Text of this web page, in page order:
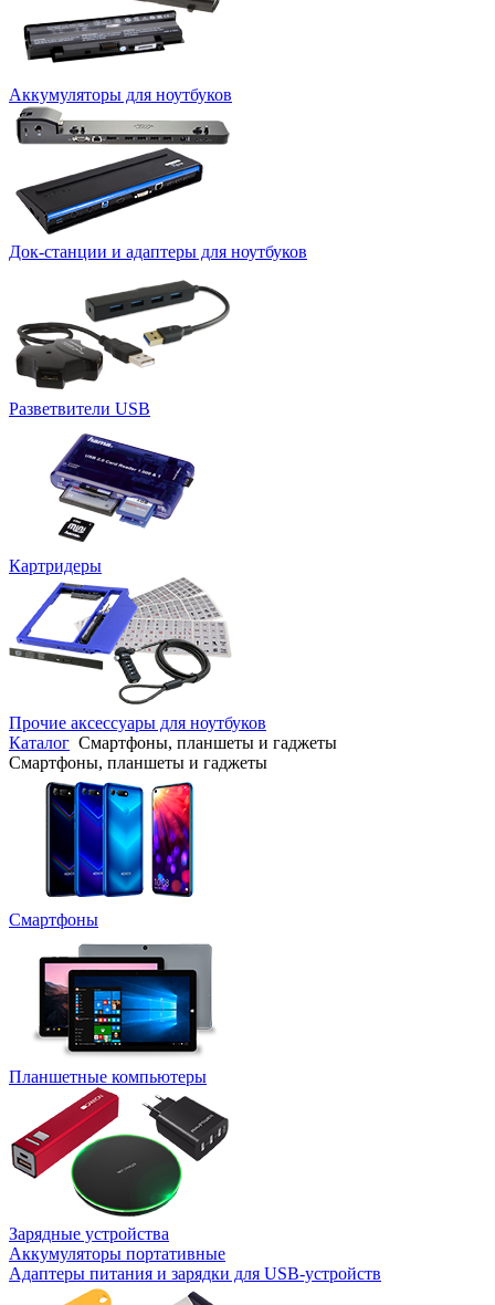
Аккумуляторы для ноутбуков
Док-станции и адаптеры для ноутбуков
Разветвители USB
Картридеры
Прочие аксессуары для ноутбуков
Каталог Смартфоны, планшеты и гаджеты
Смартфоны, планшеты и гаджеты
Смартфоны
Планшетные компьютеры
Зарядные устройства
Аккумуляторы портативные
Адаптеры питания и зарядки для USB-устройств